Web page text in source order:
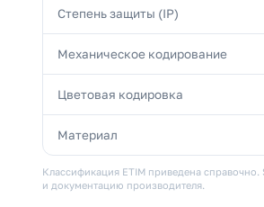
Степень защиты (IP)
Механическое кодирование
Цветовая кодировка
Материал
Классификация ETIM приведена справочно.
и документацию производителя.